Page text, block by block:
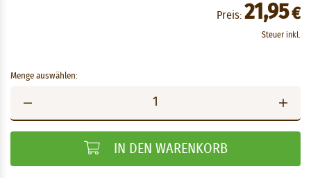
Preis: 21,95€
Steuer inkl.
Menge auswählen:
IN DEN WARENKORB